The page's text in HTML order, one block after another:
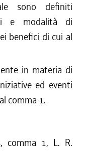
sono definiti
e modalità di
benefici di cui al
in materia di
ed eventi
comma 1.
comma 1, L. R.